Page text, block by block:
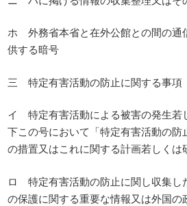
ホ 外務省本省と在外公館との間の通
供する暗号
三 特定有害活動の防止に関する事項
イ 特定有害活動による被害の発生若
下この号において「特定有害活動の防
の措置又はこれに関する計画若しくは
ロ 特定有害活動の防止に関し収集し
の保護に関する重要な情報又は外国の